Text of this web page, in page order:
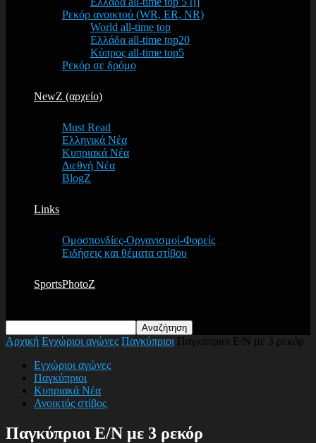
Ρεκόρ ανοικτού (WR, ER, NR)
World all-time top
Ελλάδα all-time top20
Κύπρος all-time top5
Ρεκόρ σε δρόμο
NewZ (αρχείο)
Must Read
Ελληνικά Νέα
Κυπριακά Νέα
Διεθνή Νέα
BlogZ
Links
Ομοσπονδίες-Οργανισμοί-Φορείς
Ειδήσεις και θέματα στίβου
SportsPhotoZ
Αρχική Εγχώριοι αγώνες Παγκύπριοι Παγκύπριοι Ε/Ν με 3 ρεκόρ
Εγχώριοι αγώνες
Παγκύπριοι
Κυπριακά Νέα
Ανοικτός στίβος
Παγκύπριοι Ε/Ν με 3 ρεκόρ